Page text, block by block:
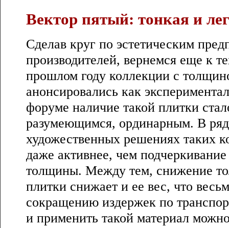
Вектор пятый: тонкая и
Сделав круг по эстетическим
производителей, вернемся еще к
прошлом году коллекции с
анонсировались как
форуме наличие такой плитки
разумеющимся, ординарным. В
художественных решениях таких
даже активнее, чем
толщины. Между тем, снижение
плитки снижает и ее вес, что
сокращению издержек по
и применить такой материал